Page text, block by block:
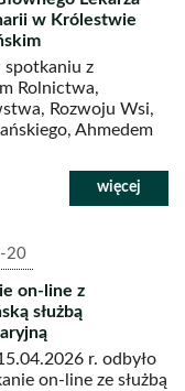
w Królestwie
spotkaniu z
Rolnictwa,
Rozwoju Wsi,
Ahmedem
20
on-line z
służbą
r. odbyło
on-line ze służbą